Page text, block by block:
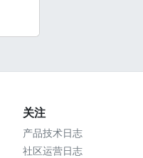
关注
产品技术日志
社区运营日志